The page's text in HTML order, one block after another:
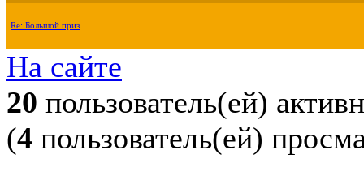
Re: Большой приз
На сайте
20 пользователь(ей)
(4 пользователь(ей)